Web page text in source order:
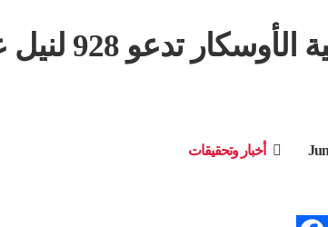
أكاديمية
أخبار وتحقيقات